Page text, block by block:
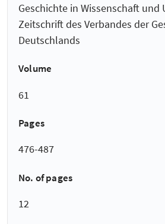
Geschichte in Wissenschaft und
Zeitschrift des Verbandes der
Deutschlands
Volume
61
Pages
476-487
No. of pages
12